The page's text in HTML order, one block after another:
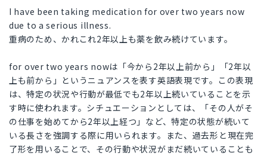
I have been taking medication for over two years now
due to a serious illness.
重病のため、かれこれ2年以上も薬を飲み続けています。
for over two years nowは「今から2年以上前から」「2年以
上も前から」というニュアンスを表す英語表現です。この表現
は、特定の状況や行動が最低でも2年以上続いていることを示
す時に使われます。シチュエーションとしては、「その人がそ
の仕事を始めてから2年以上経つ」など、特定の状態が続いて
いる長さを強調する際に用いられます。また、過去形と現在完
了形を用いることで、その行動や状況がまだ続いていることも